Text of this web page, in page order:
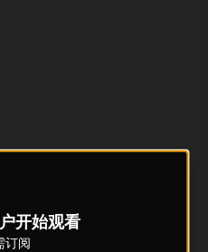
开始观看
订阅